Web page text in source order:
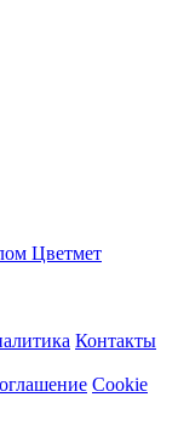
Цветмет
Контакты
Cookie